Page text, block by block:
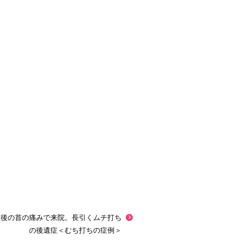
の首の痛みで来院。長引くムチ打ち
の後遺症＜むち打ちの症例＞